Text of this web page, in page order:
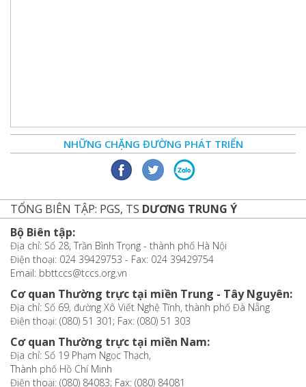
NHỮNG CHẶNG ĐƯỜNG PHÁT TRIỂN
TỔNG BIÊN TẬP: PGS, TS DƯƠNG TRUNG Ý
Bộ Biên tập:
Địa chỉ: Số 28, Trần Bình Trọng - thành phố Hà Nội
Điện thoại: 024 39429753 - Fax: 024 39429754
Email: bbttccs@tccs.org.vn
Cơ quan Thường trực tại miền Trung - Tây Nguyên:
Địa chỉ: Số 69, đường Xô Viết Nghệ Tĩnh, thành phố Đà Nẵng
Điện thoại: (080) 51 301; Fax: (080) 51 303
Cơ quan Thường trực tại miền Nam:
Địa chỉ: Số 19 Phạm Ngọc Thạch,
Thành phố Hồ Chí Minh
Điện thoại: (080) 84083; Fax: (080) 84081